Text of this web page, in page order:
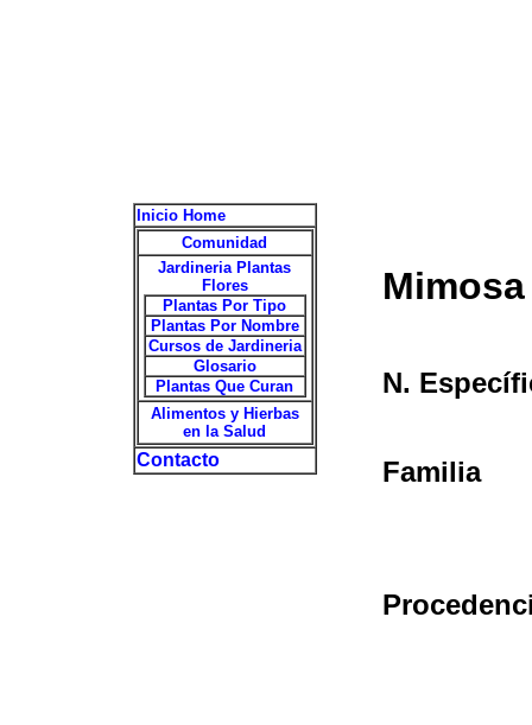
Inicio Home
Comunidad
Jardineria Plantas
Flores
Plantas Por Tipo
Plantas Por Nombre
Cursos de Jardineria
Glosario
Plantas Que Curan
Alimentos y Hierbas
en la Salud
Contacto
N.
Familia